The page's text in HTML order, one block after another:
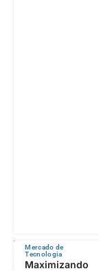
Mercado de
Tecnologia
Maximizando